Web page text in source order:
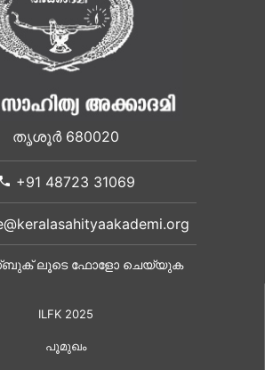
തൃശൂർ 680020
+91 48723 31069
ലൂടെ ഫോളോ ചെയ്യുക
ILFK 2025
പൂമുഖം